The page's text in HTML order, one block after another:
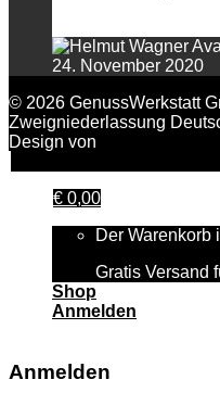
24. November 2020
© 2026 GenussWerkstatt
Zweigniederlassung
Design von
€ 0,00
Der Warenkorb
Gratis Versand
Shop
Anmelden
Anmelden